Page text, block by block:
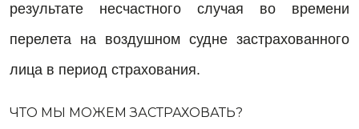
результате несчастного случая во времени
перелета на воздушном судне застрахованного
лица в период страхования.
ЧТО МЫ МОЖЕМ ЗАСТРАХОВАТЬ?